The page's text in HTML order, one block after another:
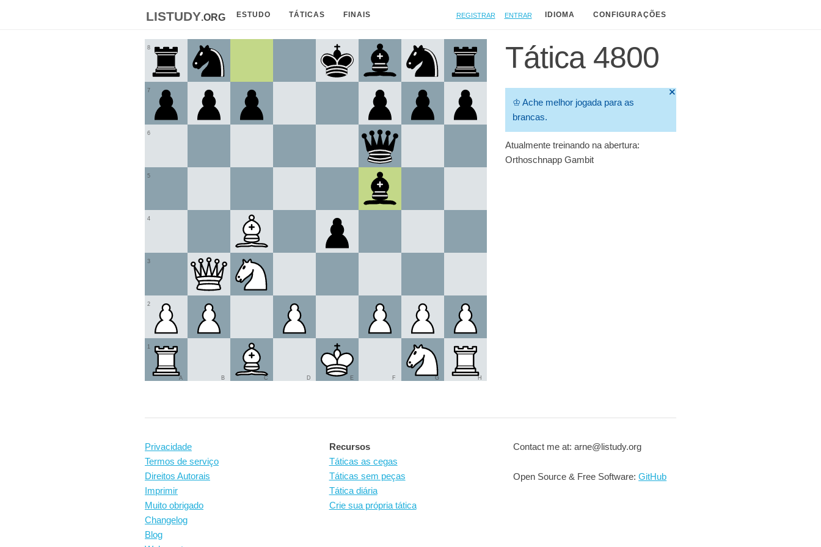
listudy.org ESTUDO TÁTICAS FINAIS Registrar Entrar IDIOMA CONFIGURAÇÕES
1
2
3
4
5
6
7
8
A B C D E F G H
Tática 4800
🞫
♔ Ache melhor jogada para as
brancas.
Atualmente treinando na abertura:
Orthoschnapp Gambit
Privacidade
Termos de serviço
Direitos Autorais
Imprimir
Muito obrigado
Changelog
Blog
Recursos
Táticas as cegas
Táticas sem peças
Tática diária
Crie sua própria tática
Contact me at: arne@listudy.org
Open Source & Free Software:GitHub